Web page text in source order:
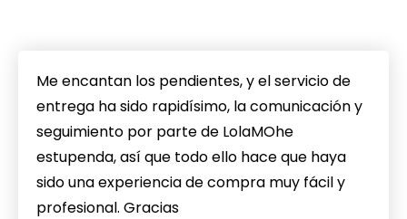
Me encantan los pendientes, y el servicio de
entrega ha sido rapidísimo, la comunicación y
seguimiento por parte de LolaMOhe
estupenda, así que todo ello hace que haya
sido una experiencia de compra muy fácil y
profesional. Gracias